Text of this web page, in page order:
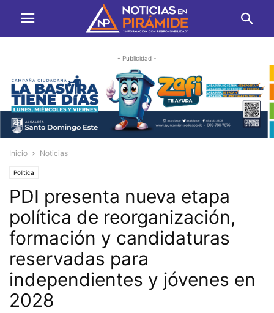
- Publicidad -
Inicio Noticias
Politica
PDI presenta nueva etapa
política de reorganización,
formación y candidaturas
reservadas para
independientes y jóvenes en
2028